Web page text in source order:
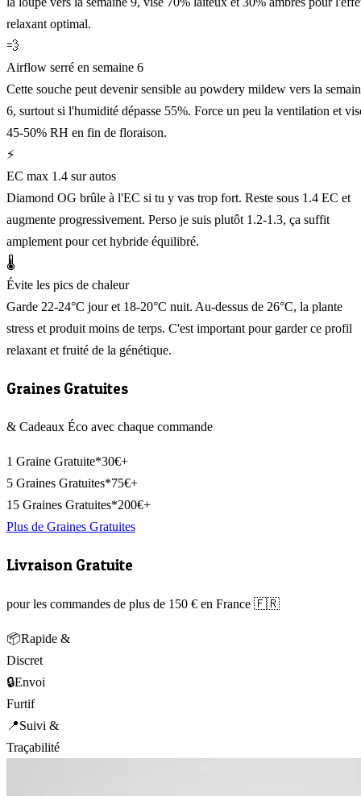
relaxant optimal.
💨
Airflow serré en semaine 6
Cette souche peut devenir sensible au powdery mildew vers la
6, surtout si l'humidité dépasse 55%. Force un peu la ventilation et
45-50% RH en fin de floraison.
⚡
EC max 1.4 sur autos
Diamond OG brûle à l'EC si tu y vas trop fort. Reste sous 1.4 EC et
augmente progressivement. Perso je suis plutôt 1.2-1.3, ça suffit
amplement pour cet hybride équilibré.
🌡️
Évite les pics de chaleur
Garde 22-24°C jour et 18-20°C nuit. Au-dessus de 26°C, la plante
stress et produit moins de terps. C'est important pour garder ce profil
relaxant et fruité de la génétique.
Graines Gratuites
& Cadeaux Éco avec chaque commande
1 Graine Gratuite*30€+
5 Graines Gratuites*75€+
15 Graines Gratuites*200€+
Plus de Graines Gratuites
Livraison Gratuite
pour les commandes de plus de 150 € en France 🇫🇷
📦Rapide &
Discret
🔒Envoi
Furtif
📍Suivi &
Traçabilité